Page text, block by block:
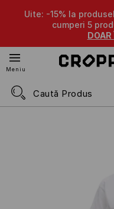
Uite: -15% la
cumperi 5
Meniu